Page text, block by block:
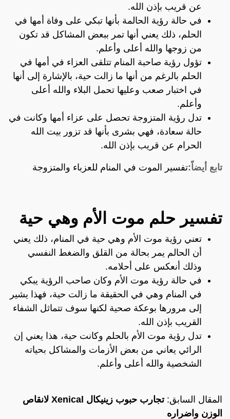
عن قريب بإذن الله.
في حالة رؤية الحالمة بأنها تبكي على وفاة أمها في
الحلم، ذلك يعني أنها تمر ببعض المشاكل قد تكون
من زوجها والله أعلى وأعلم.
تؤول رؤية صاحبة المنام تتلقى العزاء في أمها في
الحلم بالرغم من أنها ما زالت حية، بالإشارة إلى أنها
في اختبار صعب وعليها تحمل البلاء والله أعلى
وأعلم.
تدل رؤية المتزوجة تحصل على عزاء أمها وكانت في
حالة سعادة، فهي بشرى بأنها قد تزور بيت الله
الحرام عن قريب بإذن الله.
تابع أيضاً:تفسير الموت في المنام للعزباء والمتزوجة
تفسير حلم موت الأم وهي حية
تعني رؤية موت الأم وهي حية في المنام، ذلك يعني
أن الحالم يمر بحالة من القلق والضغط النفسي
وذلك أنعكس على أحلامه.
في حالة رؤية موت الأم وكان صاحب الرؤية يبكي
في المنام وهي في الحقيقة ما زالت حية، فهذا يشير
إلى مرورها بوعكة صحية لكنها سوف تتماثل الشفاء
القريب بإذن الله.
تدل رؤية موت الأم بالحلم وكانت حية، هذا يعني إن
الرائي يعاني من بعض الأزمات والمشاكل بحياته
الشخصية والله أعلى وأعلم.
المقال السابق:
تجارب حبوب زينيكال Xenical لانقاص
الوزن واضراره